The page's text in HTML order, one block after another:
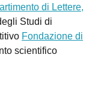
di Lettere,
Studi di
Fondazione di
scientifico